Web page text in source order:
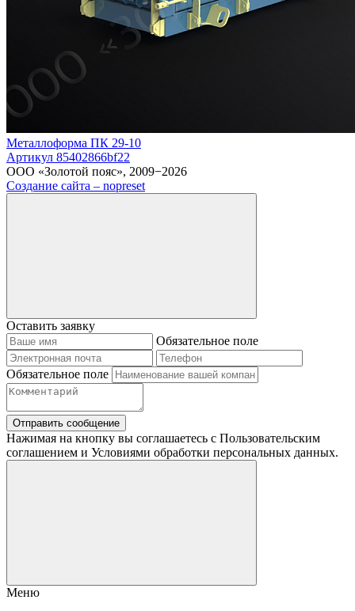
Металлоформа ПК 29-10
Артикул 85402866bf22
ООО «Золотой пояс», 2009−2026
Создание сайта – nopreset
Оставить заявку
Обязательное поле
Обязательное поле
Отправить сообщение
Нажимая на кнопку вы соглашаетесь с Пользовательским
соглашением и Условиями обработки персональных данных.
Меню